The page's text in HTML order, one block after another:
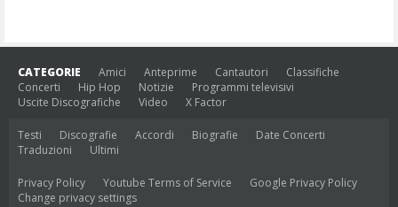
CATEGORIE Amici Anteprime Cantautori
Classifiche
Concerti
Hip Hop Notizie
Programmi televisivi
Uscite Discografiche
Video X Factor
Testi Discografie Accordi Biografie
Date Concerti
Traduzioni
Ultimi
Privacy Policy Youtube Terms of Service
Google Privacy Policy
Change privacy settings